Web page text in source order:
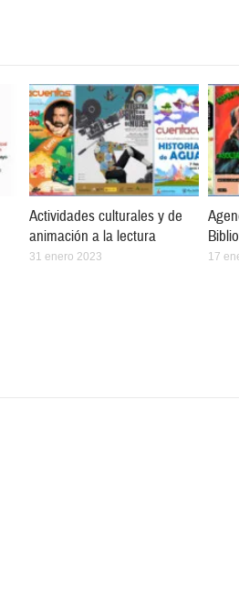
Actividades culturales y de
animación a la lectura
31 enero 2023 17